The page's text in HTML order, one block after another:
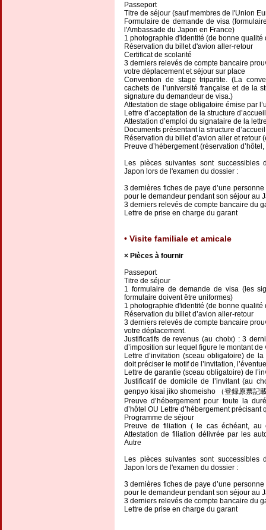
Passeport
Titre de séjour (sauf membres de l'Union
Formulaire de demande de visa
l'Ambassade du Japon en France)
1 photographie d'identité (de bonne qualité
Réservation du billet d'avion aller-retour
Certificat de scolarité
3 derniers relevés de compte bancaire
votre déplacement et séjour sur place
Convention de stage tripartite. (La
cachets de l’université française et de la
signature du demandeur de visa.)
Attestation de stage obligatoire émise par
Lettre d’acceptation de la structure
Attestation d’emploi du signataire de la
Documents présentant la structure
Réservation du billet d’avion aller et retour
Preuve d’hébergement (réservation
Les pièces suivantes sont successibles
Japon lors de l'examen du dossier :
3 dernières fiches de paye d’une
pour le demandeur pendant son séjour au
3 derniers relevés de compte bancaire du
Lettre de prise en charge du garant
Visite familiale et amicale
Pièces à fournir
Passeport
Titre de séjour
1 formulaire de demande de visa (les
formulaire doivent être uniformes)
1 photographie d'identité (de bonne qualité
Réservation du billet d’avion aller-retour
3 derniers relevés de compte bancaire
votre déplacement.
Justificatifs de revenus (au choix) : 3
d’imposition sur lequel figure le montant
Lettre d’invitation (sceau obligatoire) de
doit préciser le motif de l’invitation,
Lettre de garantie (sceau obligatoire) de
Justificatif de domicile de l’invitant (au
genpyo kisai jiko shomeisho （登録原票記
Preuve d’hébergement pour toute la
d’hôtel OU Lettre d’hébergement précisant
Programme de séjour
Preuve de filiation ( le cas échéant, au
Attestation de filiation délivrée par les
Autre
Les pièces suivantes sont successibles
Japon lors de l'examen du dossier :
3 dernières fiches de paye d’une
pour le demandeur pendant son séjour au
3 derniers relevés de compte bancaire du
Lettre de prise en charge du garant